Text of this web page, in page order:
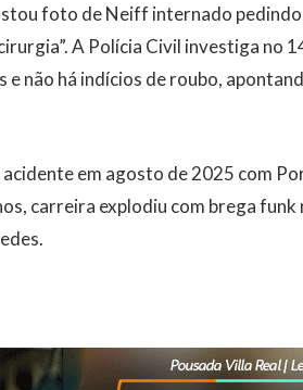
foto de Neiff internado
A Polícia Civil investiga no
não há indícios de roubo,
em agosto de 2025 com
carreira explodiu com brega